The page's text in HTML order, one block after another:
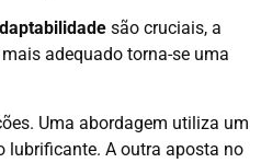
são cruciais, a
adequado torna-se uma
Uma abordagem utiliza um
lubrificante. A outra aposta no